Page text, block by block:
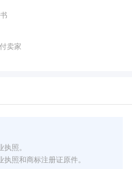
卖家
照。
照和商标注册证原件。